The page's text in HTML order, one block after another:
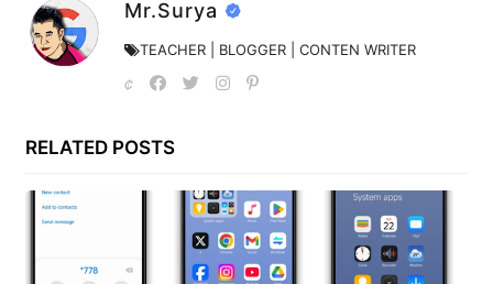
Mr.Surya
TEACHER | BLOGGER | CONTEN WRITER
RELATED POSTS